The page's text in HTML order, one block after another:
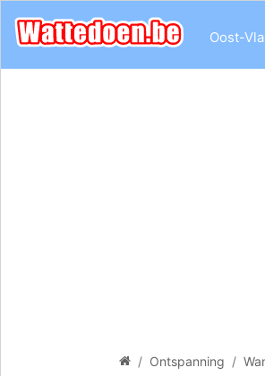
Oost-
Ontspanning